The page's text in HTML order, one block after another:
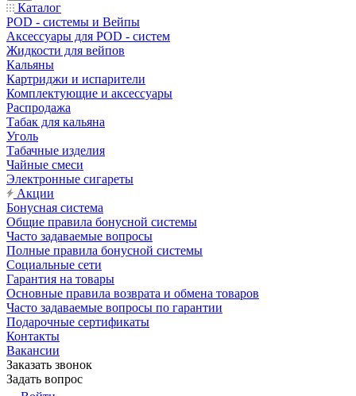
Каталог
POD - системы и Вейпы
Аксессуары для POD - систем
Жидкости для вейпов
Кальяны
Картриджи и испарители
Комплектующие и аксессуары
Распродажа
Табак для кальяна
Уголь
Табачные изделия
Чайные смеси
Электронные сигареты
Акции
Бонусная система
Общие правила бонусной системы
Часто задаваемые вопросы
Полные правила бонусной системы
Социальные сети
Гарантия на товары
Основные правила возврата и обмена товаров
Часто задаваемые вопросы по гарантии
Подарочные сертификаты
Контакты
Вакансии
Заказать звонок
Задать вопрос